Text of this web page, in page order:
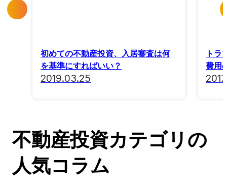
初めての不動産投資、入居審査は何
を基準にすればいい？
2019.03.25
トラ
費用
不動産投資カテゴリの
人気コラム